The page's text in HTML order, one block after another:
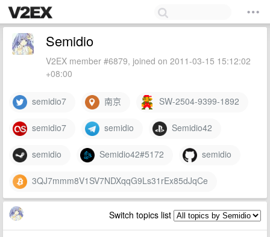
Semidio
V2EX member #6879, joined on 2011-03-15 15:12:02
+08:00
semidio7 南京 SW-2504-9399-1892
semidio7 semidio Semidio42
semidio Semidio42#5172 semidio
3QJ7mmm8V1SV7NDXqqG9Ls31rEx85dJqCe
Switch topics list